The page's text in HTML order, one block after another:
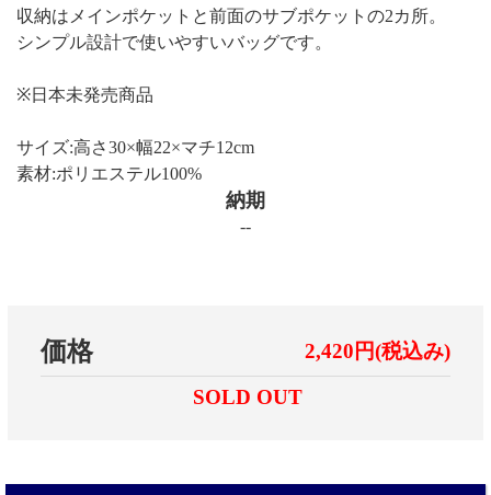
収納はメインポケットと前面のサブポケットの2カ所。
シンプル設計で使いやすいバッグです。
※日本未発売商品
サイズ:高さ30×幅22×マチ12cm
素材:ポリエステル100%
納期
--
価格
2,420円(税込み)
SOLD OUT